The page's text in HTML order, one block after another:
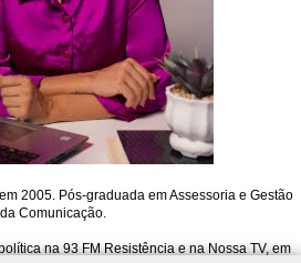
2005. Pós-graduada em Assessoria e Gestão
da Comunicação.
na 93 FM Resistência e na Nossa TV, em